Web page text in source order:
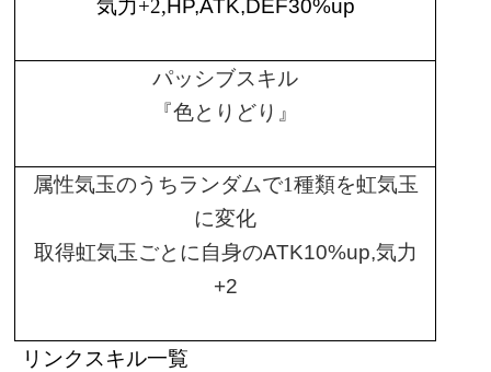
気力+2,HP,ATK,DEF30%up
パッシブスキル
『色とりどり』
属性気玉のうちランダムで1種類を虹気玉
に変化
取得虹気玉ごとに自身のATK10%up,気力
+2
リンクスキル一覧